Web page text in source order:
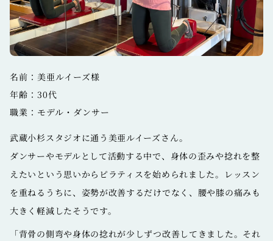
名前：美亜ルイーズ様
年齢：30代
職業：モデル・ダンサー
武蔵小杉スタジオに通う美亜ルイーズさん。
ダンサーやモデルとして活動する中で、身体の歪みや捻れを整
えたいという思いからピラティスを始められました。レッスン
を重ねるうちに、姿勢が改善するだけでなく、腰や膝の痛みも
大きく軽減したそうです。
「背骨の側弯や身体の捻れが少しずつ改善してきました。それ